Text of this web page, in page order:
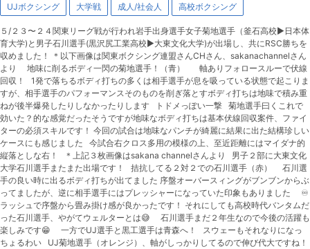
UJボクシング 大学戦 成人/社会人 高校ボクシング
５/２３〜２４関東リーグ戦が行われ岩手出身選手女子菊地選手（釜石高校▶︎日本体
育大学)と男子石川選手(黒沢尻工業高校▶︎大東文化大学)が出場し、共にRSC勝ちを
収めました！ ＊以下画像は関東ボクシング連盟さんCHさん、sakanachannelさん
より 地味に削るボディ一閃の菊地選手！（青） 軸ありフォロースルーで伏線
回収！ 1発で落ちるボディ打ちの多くは相手選手が息を吸っている状態で起こりま
すが、相手選手のパフォーマンスそのものを削ぎ落とすボディ打ちは地味で積み重
ねが後半爆発したりしなかったりします トドメっぽい一撃 菊地選手曰くこれで
効いた？的な感覚だったそうですが地味なボディ打ちは基本伏線回収案件、ファイ
ターの必須スキルです！ 今回の試合は地味なパンチが綺麗に結果に出た結構珍しい
ケースにも感じました 今試合右クロス多用の模様の上、至近距離にはマイダナ的
縦落としな右！ ＊上記３枚画像はsakana channelさんより 男子２部に大東文化
大学石川選手またまた出場です！ 拮抗してる２対２での石川選手（赤） 石川選
手の良い時に出るボディ打ちが出てました 序盤オーバースィングがブンブンからぶ
ってましたが、逆に相手選手にはプレッシャーになっていた印象もありました ♾️
ラッシュで序盤から畳み掛け感が良かったです！ それにしても高校時代バンタムだ
った石川選手、やがてウェルターとは😅 石川選手まだ２年生なので今後の活躍も
楽しみです😁 一方でUJ選手と黒工選手は青森へ！ スウェーもそれなりになっ
ちょるわい UJ菊地選手（オレンジ）、軸がしっかりしてるので伸び代大ですね！